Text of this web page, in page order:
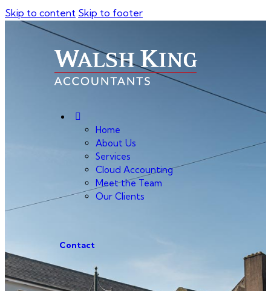
Skip to content Skip to footer
Home
About Us
Services
Cloud Accounting
Meet the Team
Our Clients
Contact